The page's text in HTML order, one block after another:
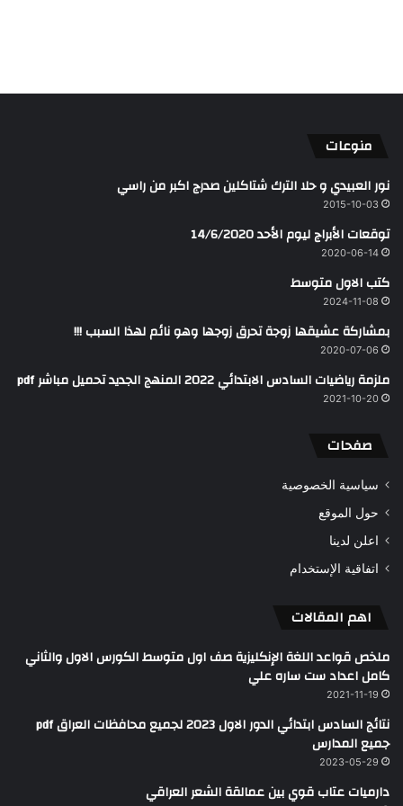
منوعات
نور العبيدي و حلا الترك شتاكلين صدرج اكبر من راسي
2015-10-03
توقعات الأبراج ليوم الأحد 14/6/2020
2020-06-14
كتب الاول متوسط
2024-11-08
بمشاركة عشيقها زوجة تحرق زوجها وهو نائم لهذا السبب !!!
2020-07-06
ملزمة رياضيات السادس الابتدائي 2022 المنهج الجديد تحميل مباشر pdf
2021-10-20
صفحات
سياسية الخصوصية
حول الموقع
اعلن لدينا
اتفاقية الإستخدام
اهم المقالات
ملخص قواعد اللغة الإنكليزية صف اول متوسط الكورس الاول والثاني
كامل اعداد ست ساره علي
2021-11-19
نتائج السادس ابتدائي الدور الاول 2023 لجميع محافظات العراق pdf
جميع المدارس
2023-05-29
دارميات عتاب قوي بين عمالقة الشعر العراقي